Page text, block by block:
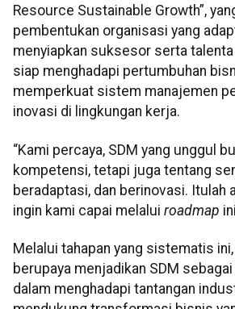
Resource Sustainable Growth”,
pembentukan organisasi yang
menyiapkan suksesor serta
siap menghadapi pertumbuhan
memperkuat sistem manajemen
inovasi di lingkungan kerja.
“Kami percaya, SDM yang unggul
kompetensi, tetapi juga tentang
beradaptasi, dan berinovasi. Itulah
ingin kami capai melalui roadmap
Melalui tahapan yang sistematis
berupaya menjadikan SDM
dalam menghadapi tantangan